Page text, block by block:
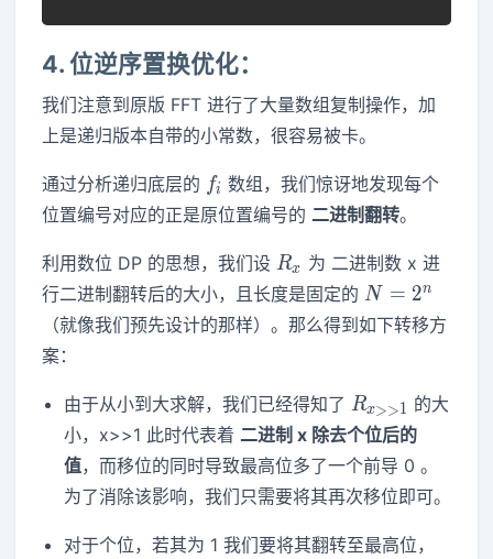
4. 位逆序置换优化：
我们注意到原版 FFT 进行了大量数组复制操作，加
上是递归版本自带的小常数，很容易被卡。
通过分析递归底层的 f_i
fi 数组，我们惊讶地发现每个
位置编号对应的正是原位置编号的 二进制翻转。
利用数位 DP 的思想，我们设R_x
Rx
为 二进制数 x 进
行二进制翻转后的大小，且长度是固定的N=2^n
N = 2n
（就像我们预先设计的那样）。那么得到如下转移方
案：
由于从小到大求解，我们已经得知了 R_{x>>1}
Rx>>1 的大
小，x>>1 此时代表着 二进制 x 除去个位后的
值，而移位的同时导致最高位多了一个前导 0 。
为了消除该影响，我们只需要将其再次移位即可。
对于个位，若其为 1 我们要将其翻转至最高位，